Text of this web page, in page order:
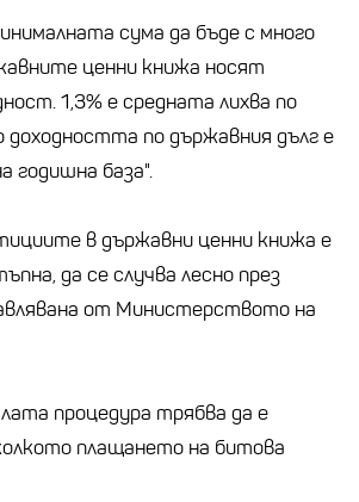
сума да бъде с много
ценни книжа носят
1,3% е средната лихва по
доходността по държавния дълг е
годишна база".
в държавни ценни книжа е
да се случва лесно през
от Министерството на
процедура трябва да е
плащането на битова